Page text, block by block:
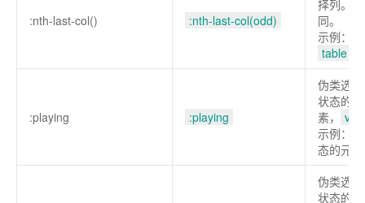
:nth-last-col() :nth-last-col(odd)
择列。
同。
示例：
table
:playing :playing
伪类选
状态的
素，
示例：
态的元
伪类选
状态的